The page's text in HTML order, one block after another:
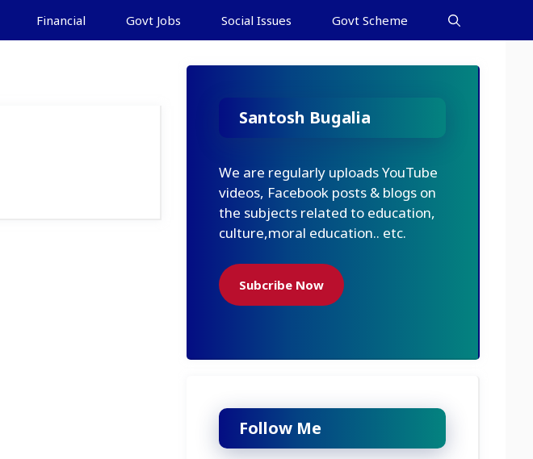
Financial Govt Jobs Social Issues Govt Scheme
Santosh Bugalia
We are regularly uploads YouTube
videos, Facebook posts & blogs on
the subjects related to education,
culture,moral education.. etc.
Subcribe Now
Follow Me